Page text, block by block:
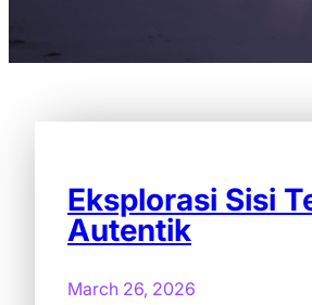
Eksplorasi Sisi
Autentik
March 26, 2026